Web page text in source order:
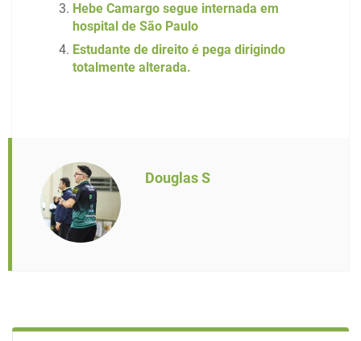
Hebe Camargo segue internada em
hospital de São Paulo
Estudante de direito é pega dirigindo
totalmente alterada.
Douglas S